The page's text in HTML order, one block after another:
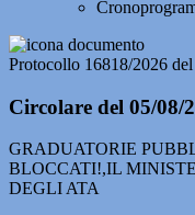
Protocollo 16818/2026
Circolare del 05/08/
GRADUATORIE
BLOCCATI!,IL
DEGLI ATA